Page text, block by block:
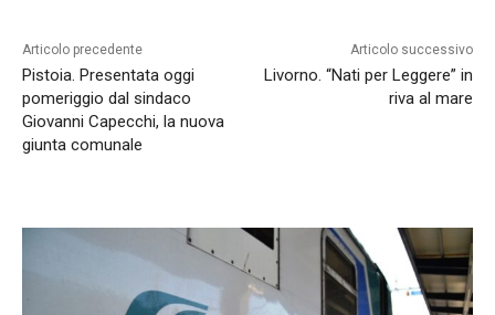
Articolo precedente
Pistoia. Presentata oggi
pomeriggio dal sindaco
Giovanni Capecchi, la nuova
giunta comunale
Articolo successivo
Livorno. “Nati per Leggere” in
riva al mare